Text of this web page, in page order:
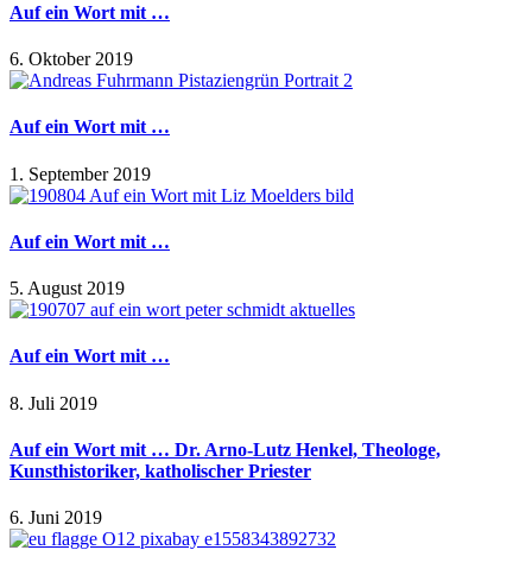
Auf ein Wort mit …
6. Oktober 2019
Auf ein Wort mit …
1. September 2019
Auf ein Wort mit …
5. August 2019
Auf ein Wort mit …
8. Juli 2019
Auf ein Wort mit … Dr. Arno-Lutz Henkel, Theologe,
Kunsthistoriker, katholischer Priester
6. Juni 2019